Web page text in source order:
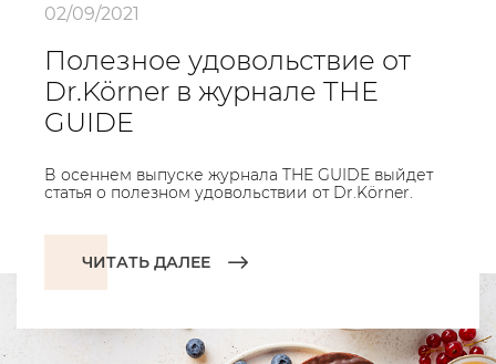
02/09/2021
Полезное удовольствие от
Dr.Körner в журнале THE
GUIDE
В осеннем выпуске журнала THE GUIDE выйдет
статья о полезном удовольствии от Dr.Körner.
ЧИТАТЬ ДАЛЕЕ